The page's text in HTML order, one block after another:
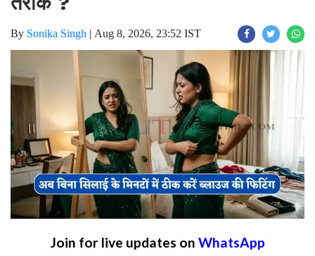
By Sonika Singh Aug 8, 2026, 23:52 IST
Join for live updates onWhatsApp